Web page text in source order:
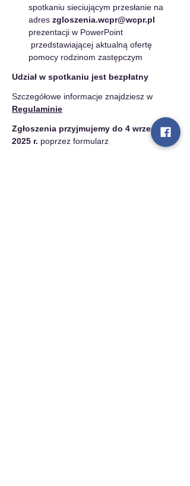
spotkaniu sieciującym przesłanie na
adres zgloszenia.wcpr@wcpr.pl
prezentacji w PowerPoint
przedstawiającej aktualną ofertę
pomocy rodzinom zastępczym
Udział w spotkaniu jest bezpłatny
Szczegółowe informacje znajdziesz w
Regulaminie
Zgłoszenia przyjmujemy do 4 września
2025 r. poprzez formularz